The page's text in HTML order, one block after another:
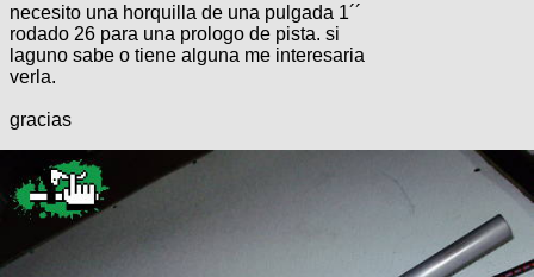
Galeria
XC
Bicicletas
Viajes
Descenso
Dirt
SUBÃ
tu
Buscar
Ultimos
Fotos
BicicleterÃ­
as
Bicicletas
Bicicletas
Tandem
Videos
Cicloturismo
necesito una horquilla de una pulgada 1´´
rodado 26 para una prologo de pista. si
laguno sabe o tiene alguna me interesaria
verla.
gracias